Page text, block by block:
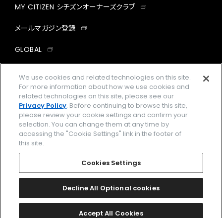
MY CITIZEN シチズンオーナーズクラブ
メールマガジン登録
GLOBAL
facebookinstagramtwitter
企業情報 ご利用規約
プライバシーポリシー Cookies Settings
Amazon PayはAmazon.com, Inc.またはその関連会社の商標です。
2026 CITIZEN WATCH CO., LTD.
We use cookies and related technologies on this site.
For more information about how we use cookies and
related technologies on this site, please see our
Privacy Policy. Before continuing to browse this site,
please review your cookie settings and confirm your
selection. You can change them at any time by
accessing the "Cookie Settings" link in the footer of
this site.
Cookies Settings
Decline All Optional cookies
Accept All Cookies